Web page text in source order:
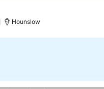
Hounslow